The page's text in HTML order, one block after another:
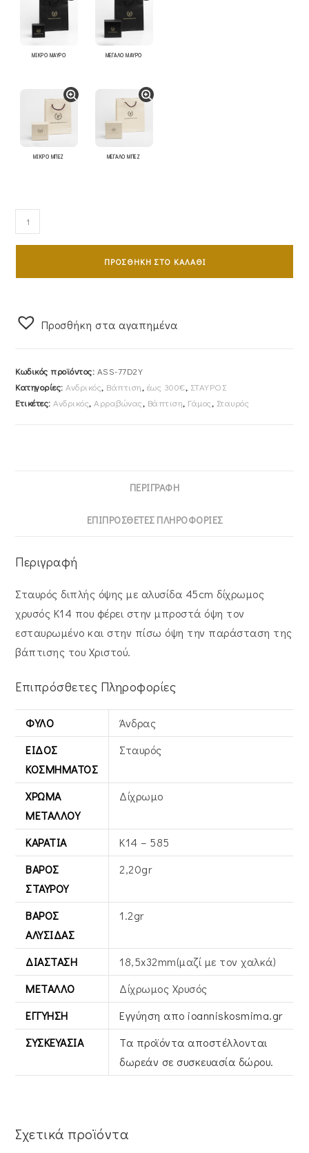
ΜΙΚΡΟ ΜΑΥΡΟ ΜΕΓΑΛΟ ΜΑΥΡΟ
ΜΙΚΡΟ ΜΠΕΖ ΜΕΓΑΛΟ ΜΠΕΖ
Σταυρός
Mε
Δίχρωμος
77D2Y
ποσότητα
ΠΡΟΣΘΉΚΗ ΣΤΟ ΚΑΛΆΘΙ
Προσθήκη στα αγαπημένα
Κωδικός προϊόντος: ASS-77D2Y
Κατηγορίες: Ανδρικός, Βάπτιση, έως 300€, ΣΤΑΥΡΟΣ
Ετικέτες: Ανδρικός, Αρραβώνας, Βάπτιση, Γάμος, Σταυρός
ΠΕΡΙΓΡΑΦΉ
ΕΠΙΠΡΌΣΘΕΤΕΣ ΠΛΗΡΟΦΟΡΊΕΣ
Περιγραφή
Σταυρός διπλής όψης με αλυσίδα 45cm δίχρωμος
χρυσός Κ14 που φέρει στην μπροστά όψη τον
εσταυρωμένο και στην πίσω όψη την παράσταση της
βάπτισης του Χριστού.
Επιπρόσθετες Πληροφορίες
ΦΎΛΟ
Άνδρας
ΕΊΔΟΣ
ΚΟΣΜΉΜΑΤΟΣ
Σταυρός
ΧΡΏΜΑ
ΜΕΤΆΛΛΟΥ
Δίχρωμο
ΚΑΡΆΤΙΑ
Κ14 – 585
ΒΆΡΟΣ
ΣΤΑΥΡΟΎ
2,20gr
ΒΆΡΟΣ
ΑΛΥΣΊΔΑΣ
1.2gr
ΔΙΆΣΤΑΣΗ
18,5x32mm(μαζί με τον χαλκά)
ΜΈΤΑΛΛΟ
Δίχρωμος Χρυσός
ΕΓΓΎΗΣΗ
Εγγύηση απο ioanniskosmima.gr
ΣΥΣΚΕΥΑΣΊΑ
Τα προϊόντα αποστέλλονται
δωρεάν σε συσκευασία δώρου.
Σχετικά προϊόντα